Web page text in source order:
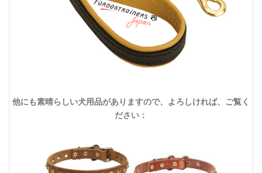
他にも素晴らしい犬用品がありますので、よろしければ、ご覧く
ださい：